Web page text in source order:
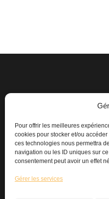
Pour offrir les meilleures
cookies pour stocker et/ou
ces technologies nous permettra
navigation ou les ID uniques sur
consentement peut avoir un effet
Gérer les services